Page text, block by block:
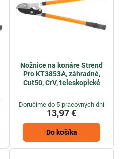
Nožnice na konáre Strend
Pro KT3853A, záhradné,
Cut50, CrV, teleskopické
Doručíme do 5 pracovných dní
13,97 €
Do košíka